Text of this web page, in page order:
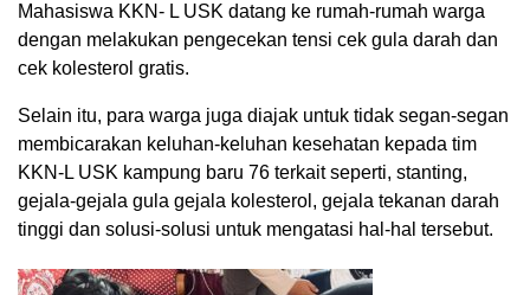
Mahasiswa KKN- L USK datang ke rumah-rumah warga
dengan melakukan pengecekan tensi cek gula darah dan
cek kolesterol gratis.
Selain itu, para warga juga diajak untuk tidak segan-segan
membicarakan keluhan-keluhan kesehatan kepada tim
KKN-L USK kampung baru 76 terkait seperti, stanting,
gejala-gejala gula gejala kolesterol, gejala tekanan darah
tinggi dan solusi-solusi untuk mengatasi hal-hal tersebut.